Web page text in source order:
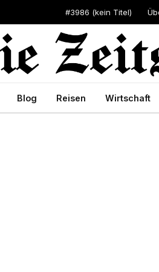
#3986 (kein Titel)
Blog Reisen Wirtschaft